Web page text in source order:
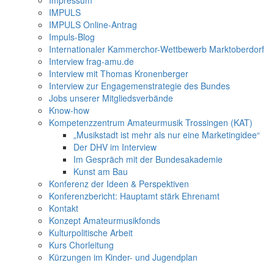
IMPULS
IMPULS Online-Antrag
Impuls-Blog
Internationaler Kammerchor-Wettbewerb Marktoberdorf
Interview frag-amu.de
Interview mit Thomas Kronenberger
Interview zur Engagemenstrategie des Bundes
Jobs unserer Mitgliedsverbände
Know-how
Kompetenzzentrum Amateurmusik Trossingen (KAT)
„Musikstadt ist mehr als nur eine Marketingidee“
Der DHV im Interview
Im Gespräch mit der Bundesakademie
Kunst am Bau
Konferenz der Ideen & Perspektiven
Konferenzbericht: Hauptamt stärk Ehrenamt
Kontakt
Konzept Amateurmusikfonds
Kulturpolitische Arbeit
Kurs Chorleitung
Kürzungen im Kinder- und Jugendplan